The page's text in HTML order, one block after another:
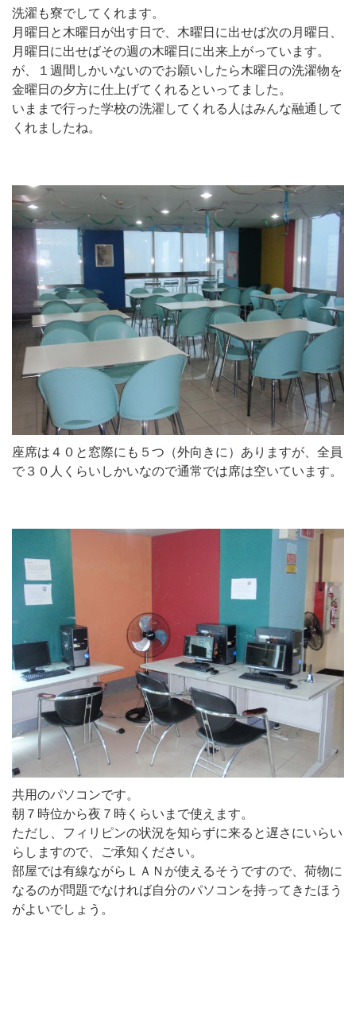
洗濯も寮でしてくれます。
月曜日と木曜日が出す日で、木曜日に出せば次の月曜日、
月曜日に出せばその週の木曜日に出来上がっています。
が、１週間しかいないのでお願いしたら木曜日の洗濯物を
金曜日の夕方に仕上げてくれるといってました。
いままで行った学校の洗濯してくれる人はみんな融通して
くれましたね。
座席は４０と窓際にも５つ（外向きに）ありますが、全員
で３０人くらいしかいなので通常では席は空いています。
共用のパソコンです。
朝７時位から夜７時くらいまで使えます。
ただし、フィリピンの状況を知らずに来ると遅さにいらい
らしますので、ご承知ください。
部屋では有線ながらＬＡＮが使えるそうですので、荷物に
なるのが問題でなければ自分のパソコンを持ってきたほう
がよいでしょう。